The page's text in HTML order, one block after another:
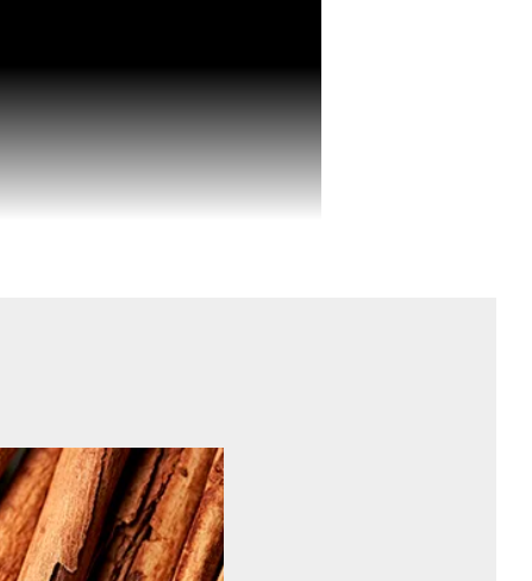
grâce à une combinaison unique
nutriments essentiels. Ces actifs
protègent les vaisseaux sanguins,